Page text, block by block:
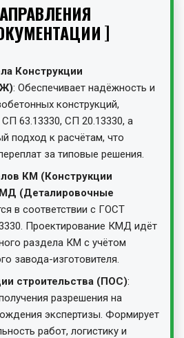
Конструкции
: Обеспечивает надёжность и
конструкций,
63.13330, СП 20.13330, а
подход к расчётам, что
за типовые решения.
КМ (Конструкции
(Деталировочные
в соответствии с ГОСТ
Проектирование КМД идёт
раздела КМ с учётом
завода-изготовителя.
строительства (ПОС):
разрешения на
экспертизы. Формирует
работ, логистику и